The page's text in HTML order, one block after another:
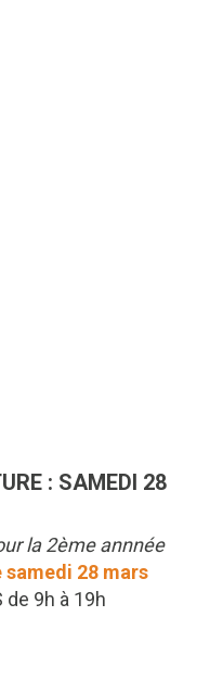
: SAMEDI 28
la 2ème annnée
samedi 28 mars
de 9h à 19h